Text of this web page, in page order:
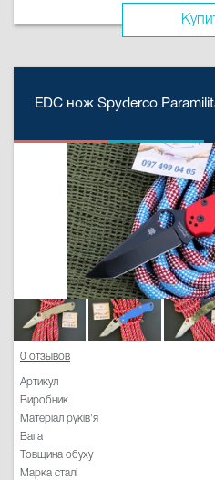
EDC нож Spyderco
0 отзывов
Артикул
Виробник
Матеріал руків'я
Вага
Товщина обуху
Марка сталі